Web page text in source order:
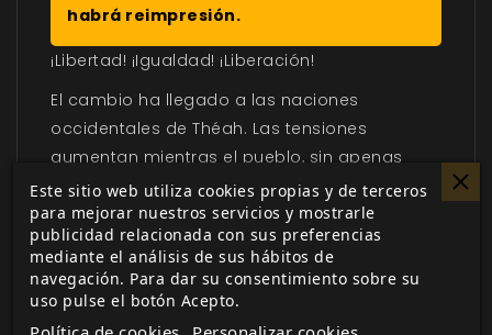
habrá reimpresión.
¡Libertad! ¡Igualdad! ¡Liberación!
El cambio ha llegado a las naciones
occidentales de Théah. Las tensiones
aumentan mientras el pueblo, sin apenas
representación y cansado de guerras, se
agita bajo el implacable gobierno de la
nobleza. Y ahora muchos consideran la
revolución como su única salida.
Este libro contiene material para
Este sitio web utiliza cookies propias y de terceros
para mejorar nuestros servicios y mostrarle
publicidad relacionada con sus preferencias
mediante el análisis de sus hábitos de
navegación. Para dar su consentimiento sobre su
uso pulse el botón Acepto.